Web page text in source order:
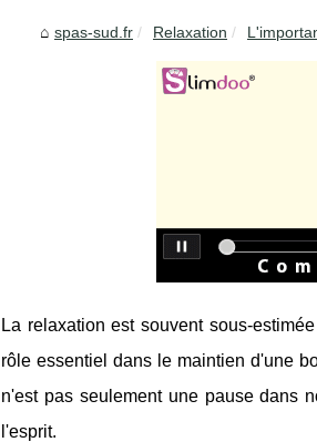
spas-sud.fr Relaxation
La relaxation est souvent sous-
rôle essentiel dans le maintien d'une
n'est pas seulement une pause dans
l'esprit.